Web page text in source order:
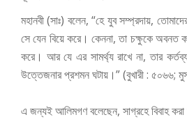
মহানবী (সাঃ) বলেন,“হে যুব সম্প্রদায়, তোমাদের
সে যেন বিয়ে করে। কেননা, তা চক্ষুকে অবনত
করে। আর যে এর সামর্থ্য রাখে না, তার
উত্তেজনার প্রশমন ঘটায়।” (বুখারী : ৫০৬৬;
এ জন্যই আলিমগণ বলেছেন, সাগ্রহে বিবাহ